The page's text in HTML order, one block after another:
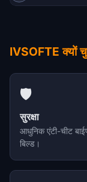
IVSOFTE क्यों
🛡️
सुरक्षा
आधुनिक एंटी-चीट
बिल्ड।